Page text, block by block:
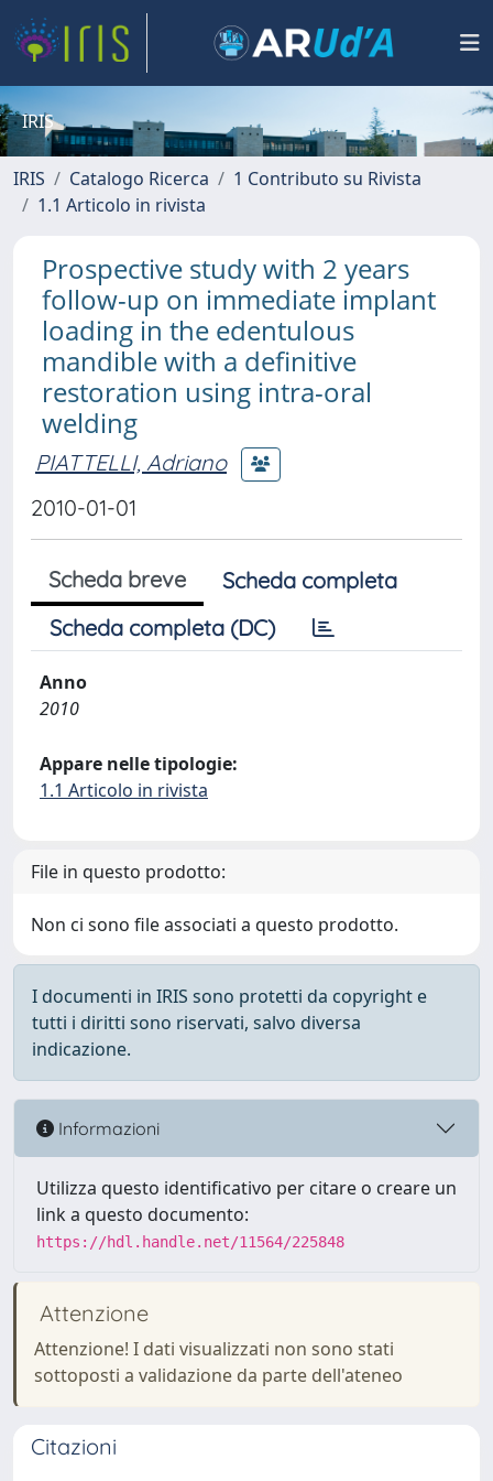
IRIS
IRIS Catalogo Ricerca
1 Contributo su Rivista
1.1 Articolo in rivista
Prospective study with 2 years
follow-up on immediate implant
loading in the edentulous
mandible with a definitive
restoration using intra-oral
welding
PIATTELLI, Adriano
2010-01-01
Scheda breve
Scheda completa
Scheda completa (DC)
Anno
2010
Appare nelle tipologie:
1.1 Articolo in rivista
File in questo prodotto:
Non ci sono file associati a questo prodotto.
I documenti in IRIS sono protetti da copyright e
tutti i diritti sono riservati, salvo diversa
indicazione.
Informazioni
Utilizza questo identificativo per citare o creare un
link a questo documento:
https://hdl.handle.net/11564/225848
Attenzione
Attenzione! I dati visualizzati non sono stati
sottoposti a validazione da parte dell'ateneo
Citazioni